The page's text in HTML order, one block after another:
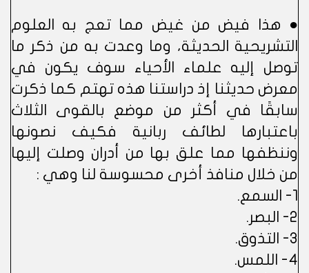
● هذا فيض من غيض مما تعج به العلوم
التشريحية الحديثة، وما وعدت به من ذكر ما
توصل إليه علماء الأحياء سوف يكون في
معرض حديثنا إذ دراستنا هذه تهتم كما ذكرت
سابقًا في أكثر من موضع بالقوى الثلاث
باعتبارها لطائف ربانية فكيف نصونها
وننظفها مما علق بها من أدران وصلت إليها
من خلال منافذ أخرى محسوسة لنا وهي :
1- السمع.
2- البصر.
3- التذوق.
4- اللمس.